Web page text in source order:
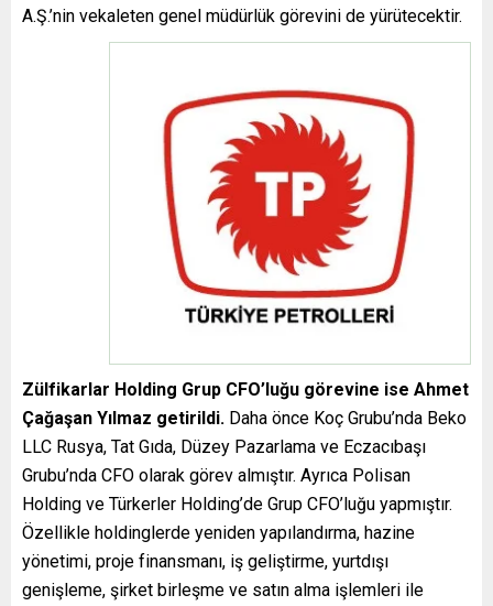
A.Ş.’nin vekaleten genel müdürlük görevini de yürütecektir.
Zülfikarlar Holding Grup CFO’luğu görevine ise Ahmet
Çağaşan Yılmaz getirildi. Daha önce Koç Grubu’nda Beko
LLC Rusya, Tat Gıda, Düzey Pazarlama ve Eczacıbaşı
Grubu’nda CFO olarak görev almıştır. Ayrıca Polisan
Holding ve Türkerler Holding’de Grup CFO’luğu yapmıştır.
Özellikle holdinglerde yeniden yapılandırma, hazine
yönetimi, proje finansmanı, iş geliştirme, yurtdışı
genişleme, şirket birleşme ve satın alma işlemleri ile